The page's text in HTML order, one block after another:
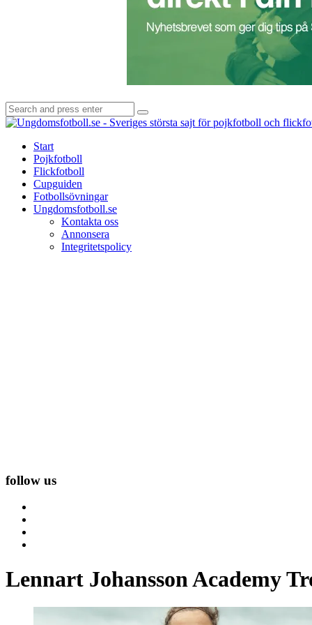
Search
for:
Search
Start
Pojkfotboll
Flickfotboll
Cupguiden
Fotbollsövningar
Ungdomsfotboll.se
Kontakta oss
Annonsera
Integritetspolicy
follow us
Lennart Johansson Academy